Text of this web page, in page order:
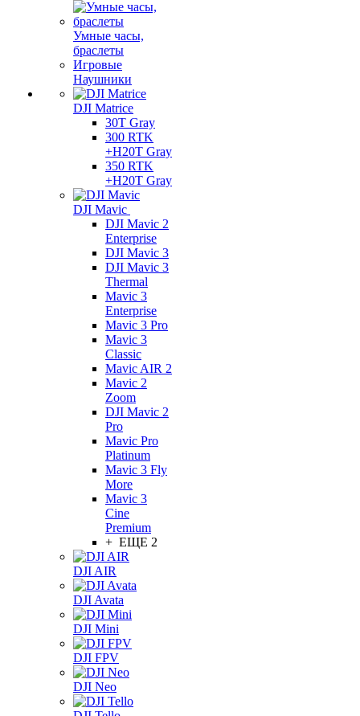
Умные часы,
браслеты
Игровые
Наушники
DJI Matrice
30T Gray
300 RTK
+H20T Gray
350 RTK
+H20T Gray
DJI Mavic
DJI Mavic 2
Enterprise
DJI Mavic 3
DJI Mavic 3
Thermal
Mavic 3
Enterprise
Mavic 3 Pro
Mavic 3
Сlassic
Mavic AIR 2
Mavic 2
Zoom
DJI Mavic 2
Pro
Mavic Pro
Platinum
Mavic 3 Fly
More
Mavic 3
Cine
Premium
+ ЕЩЕ 2
DJI AIR
DJI Avata
DJI Mini
DJI FPV
DJI Neo